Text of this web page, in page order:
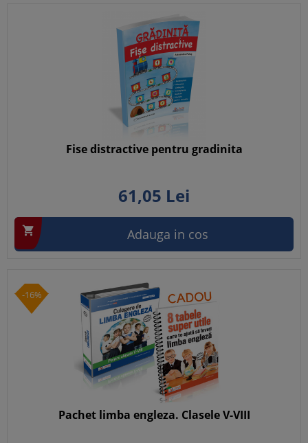
Fise distractive pentru gradinita
61,05 Lei
 Adauga in cos
-16%
Pachet limba engleza. Clasele V-VIII